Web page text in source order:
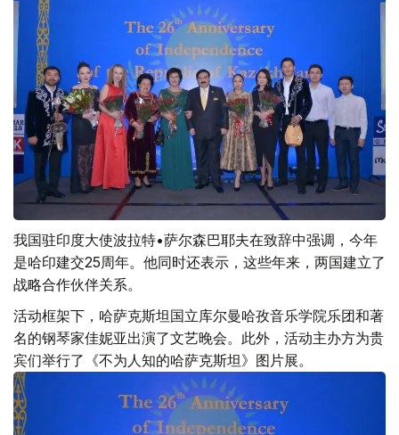
我国驻印度大使波拉特•萨尔森巴耶夫在致辞中强调，今年
是哈印建交25周年。他同时还表示，这些年来，两国建立了
战略合作伙伴关系。
活动框架下，哈萨克斯坦国立库尔曼哈孜音乐学院乐团和著
名的钢琴家佳妮亚出演了文艺晚会。此外，活动主办方为贵
宾们举行了《不为人知的哈萨克斯坦》图片展。